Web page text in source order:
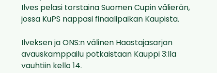
Ilves pelasi torstaina Suomen Cupin välierän,
jossa KuPS nappasi finaalipaikan Kaupista.
Ilveksen ja ONS:n välinen Haastajasarjan
avauskamppailu potkaistaan Kauppi 3:lla
vauhtiin kello 14.